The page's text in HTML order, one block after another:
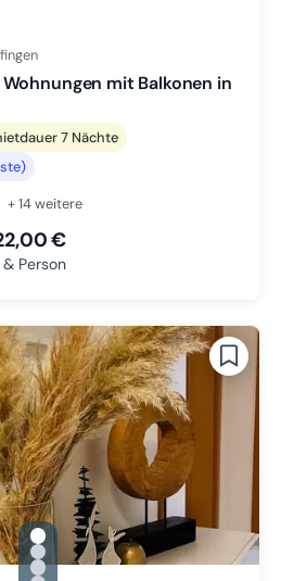
mit Balkonen in
7 Nächte
+ 14 weitere
€
Person
gallery.slide_selector
Zu Slide 1 wechseln
Zu Slide 2 wechseln